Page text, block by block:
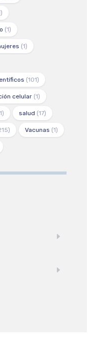
(1)
(1)
(101)
celular(1)
salud (17)
Vacunas (1)